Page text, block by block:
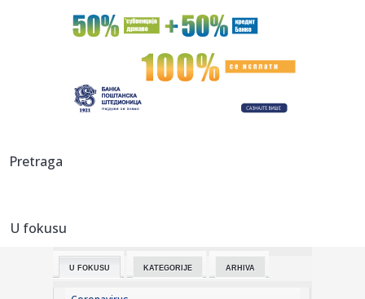
23:35:"Nema lakih utakmica, ali mi smo Vojvodina"
Ribakina sigurna u Torontu
23:32:Brenin potez posle pada razbesneo javnost: Devojka joj
na ene...
23:25:
23:24:
Ako ste planirali da kupite polovan automobil u Nemačkoj,
Pretraga
U fokusu
U FOKUSU KATEGORIJE ARHIVA